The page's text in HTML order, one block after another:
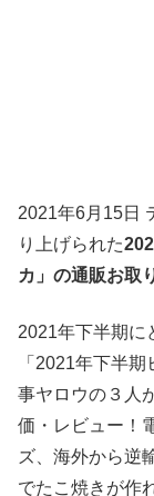
2021年6月15日
り上げられた
カ」の通販お取
2021年下半期に
「2021年下半
事ヤロウの３人
価・レビュー！
ズ、海外から逆
でたこ焼きが作